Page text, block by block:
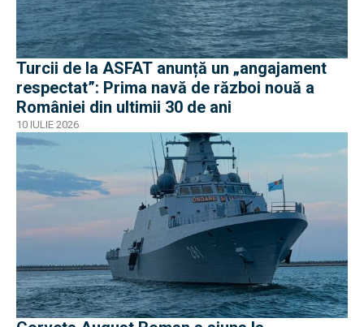
Turcii de la ASFAT anunță un „angajament
respectat”: Prima navă de război nouă a
României din ultimii 30 de ani
10 IULIE 2026